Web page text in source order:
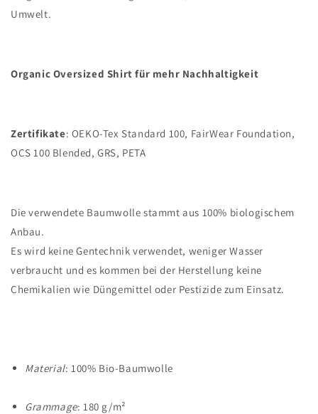
Umwelt.
Organic Oversized Shirt für mehr Nachhaltigkeit
Zertifikate: OEKO-Tex Standard 100, FairWear Foundation,
OCS 100 Blended, GRS, PETA
Die verwendete Baumwolle stammt aus 100% biologischem
Anbau.
Es wird keine Gentechnik verwendet, weniger Wasser
verbraucht und es kommen bei der Herstellung keine
Chemikalien wie Düngemittel oder Pestizide zum Einsatz.
Material: 100% Bio-Baumwolle
Grammage: 180 g/m²